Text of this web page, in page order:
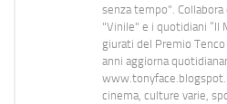
senza tempo". Collabora
"Vinile" e i quotidiani “Il
giurati del Premio
anni aggiorna
cinema, culture varie,